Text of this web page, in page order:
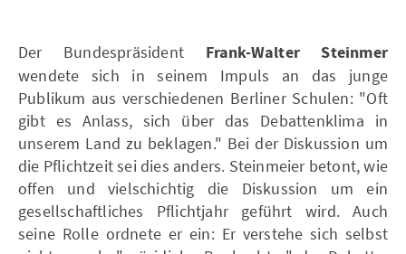
Der Bundespräsident Frank-Walter Steinmer
wendete sich in seinem Impuls an das junge
Publikum aus verschiedenen Berliner Schulen: "Oft
gibt es Anlass, sich über das Debattenklima in
unserem Land zu beklagen." Bei der Diskussion um
die Pflichtzeit sei dies anders. Steinmeier betont, wie
offen und vielschichtig die Diskussion um ein
gesellschaftliches Pflichtjahr geführt wird. Auch
seine Rolle ordnete er ein: Er verstehe sich selbst